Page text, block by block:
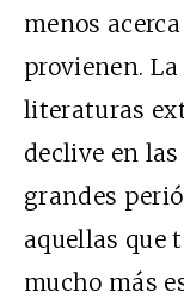
menos
provienen.
literaturas
declive en
grandes
aquellas que
mucho más